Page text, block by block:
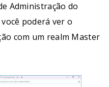
Administração do
poderá ver o
com um realm Master